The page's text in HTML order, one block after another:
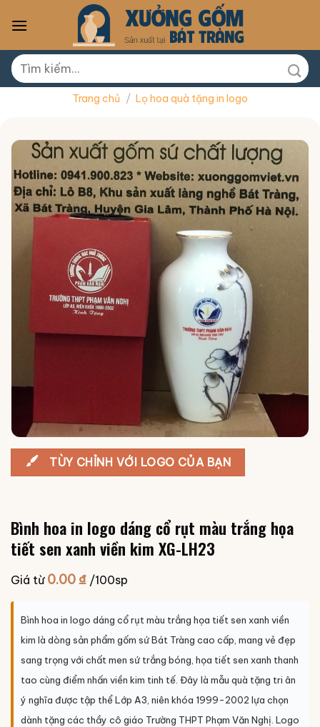
Tìm
kiếm:
Trang chủ / Lọ hoa quà tặng in logo
TÙY CHỈNH VỚI LOGO CỦA BẠN
Bình hoa in logo dáng cổ rụt màu trắng họa
tiết sen xanh viền kim XG-LH23
Giá từ 0.00₫ /100sp
Bình hoa in logo dáng cổ rụt màu trắng họa tiết sen xanh viền
kim là dòng sản phẩm gốm sứ Bát Tràng cao cấp, mang vẻ đẹp
sang trọng với chất men sứ trắng bóng, họa tiết sen xanh thanh
tao cùng điểm nhấn viền kim tinh tế. Đây là mẫu quà tặng tri ân
ý nghĩa được tập thể Lớp A3, niên khóa 1999-2002 lựa chọn
dành tặng các thầy cô giáo Trường THPT Phạm Văn Nghị. Logo